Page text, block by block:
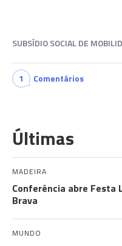
SUBSÍDIO SOCIAL DE
1 Comentários
Últimas
MADEIRA
Conferência abre Festa
Brava
MUNDO